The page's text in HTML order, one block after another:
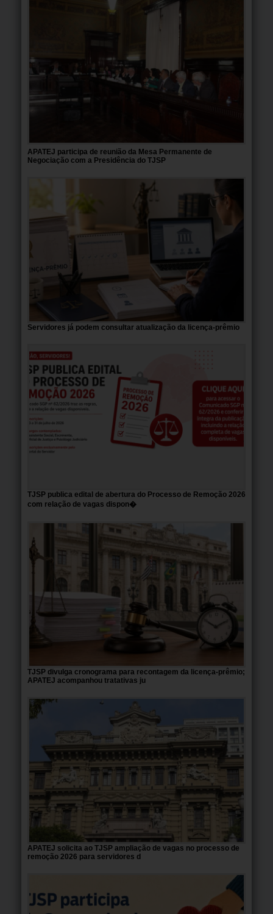
APATEJ participa de reunião da Mesa Permanente de
Negociação com a Presidência do TJSP
Servidores já podem consultar atualização da licença-prêmio
TJSP publica edital de abertura do Processo de Remoção 2026
com relação de vagas dispon�
TJSP divulga cronograma para recontagem da licença-prêmio;
APATEJ acompanhou tratativas ju
APATEJ solicita ao TJSP ampliação de vagas no processo de
remoção 2026 para servidores d